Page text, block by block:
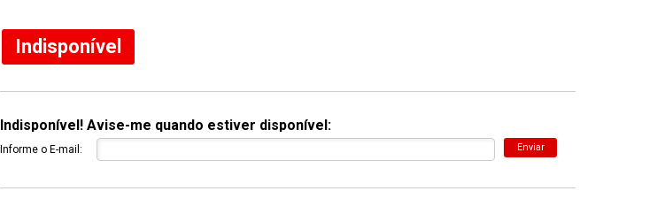
Indisponível
Indisponível! Avise-me quando estiver disponível:
Informe o E-mail: Enviar